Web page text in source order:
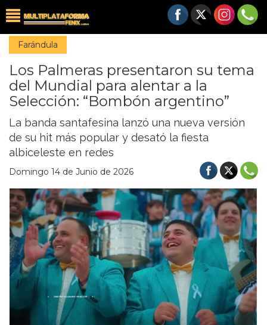
Farándula
Los Palmeras presentaron su tema
del Mundial para alentar a la
Selección: “Bombón argentino”
La banda santafesina lanzó una nueva versión
de su hit más popular y desató la fiesta
albiceleste en redes
Domingo 14 de Junio de 2026